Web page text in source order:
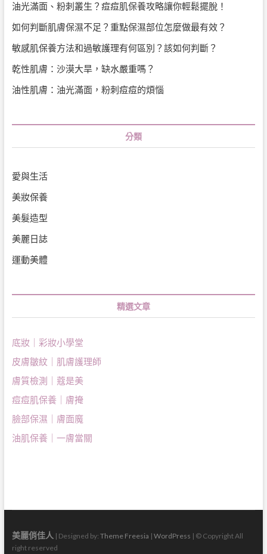
油光滿面、粉刺叢生？痘痘肌保養攻略讓你輕鬆擺脫！
如何判斷肌膚保濕不足？重點保濕部位怎麼做最有效？
敏感肌保養方法和過敏護理有何區別？該如何判斷？
乾性肌膚：沙漠大旱，缺水嚴重嗎？
油性肌膚：油光滿面，粉刺痘痘的煩惱
分類
愛與生活
美妝保養
美髮造型
美麗日誌
運動美體
精選文章
底妝｜彩妝小學堂
皮膚皺紋｜肌膚護理師
膚質檢測｜蔻是美
痘痘肌保養｜膚掩
臉部保濕｜膚面魔
油肌保養｜一膚當關
美麗俏佳人| Designed by: Theme Freesia | WordPress | © Copyright All
right reserved